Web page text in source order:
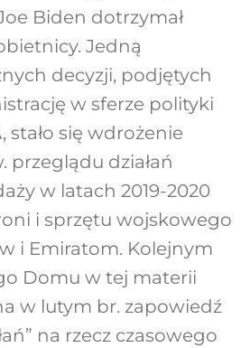
Biden dotrzymał
Jedną
decyzji, podjętych
w sferze polityki
stało się wdrożenie
przeglądu działań
w latach 2019-2020
i sprzętu wojskowego
i Emiratom. Kolejnym
Domu w tej materii
w lutym br. zapowiedź
na rzecz czasowego